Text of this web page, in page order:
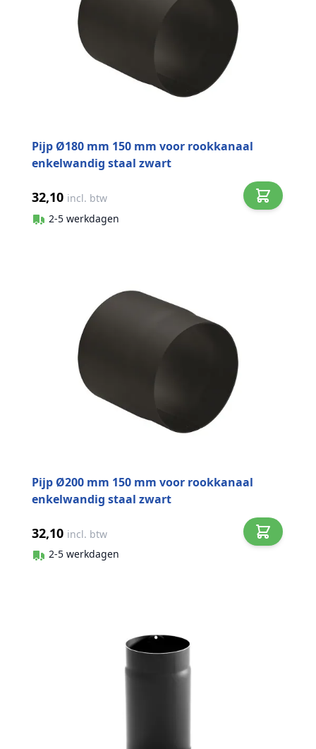
Pijp Ø180 mm 150 mm voor rookkanaal
enkelwandig staal zwart
32,10 incl. btw
2-5 werkdagen
Pijp Ø200 mm 150 mm voor rookkanaal
enkelwandig staal zwart
32,10 incl. btw
2-5 werkdagen